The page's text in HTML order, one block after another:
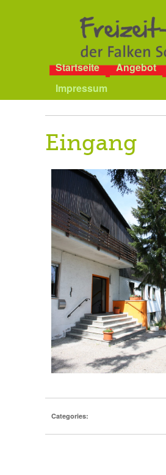
Startseite Angebot
Impressum
Eingang
Categories: